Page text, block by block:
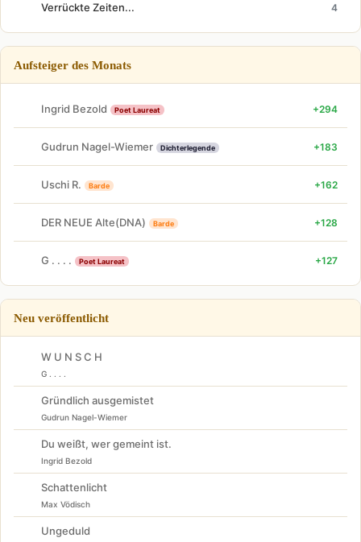
Verrückte Zeiten... 4
Aufsteiger des Monats
Ingrid Bezold Poet Laureat +294
Gudrun Nagel-Wiemer Dichterlegende +183
Uschi R. Barde +162
DER NEUE Alte(DNA) Barde +128
G . . . . Poet Laureat +127
Neu veröffentlicht
W U N S C H
G . . . .
Gründlich ausgemistet
Gudrun Nagel-Wiemer
Du weißt, wer gemeint ist.
Ingrid Bezold
Schattenlicht
Max Vödisch
Ungeduld